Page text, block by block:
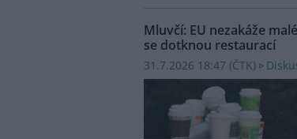
Mluvčí: EU nezakáže
se dotknou restaurací
31.7.2026 18:47 (ČTK)